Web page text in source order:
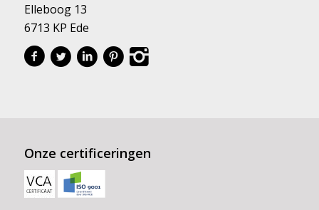
Elleboog 13
6713 KP Ede
Onze certificeringen